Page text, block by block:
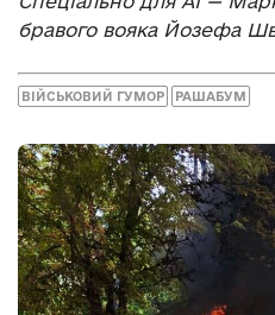
бравого вояка Йозефа
ВІЙСЬКОВИЙ ГУМОР РАШАБУМ